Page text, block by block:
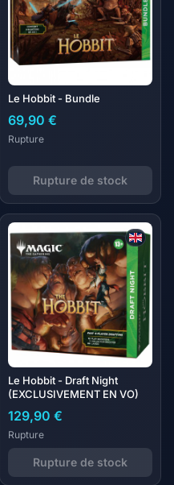
Le Hobbit - Bundle
69,90 €
Rupture
Rupture de stock
Le Hobbit - Draft Night
(EXCLUSIVEMENT EN VO)
129,90 €
Rupture
Rupture de stock